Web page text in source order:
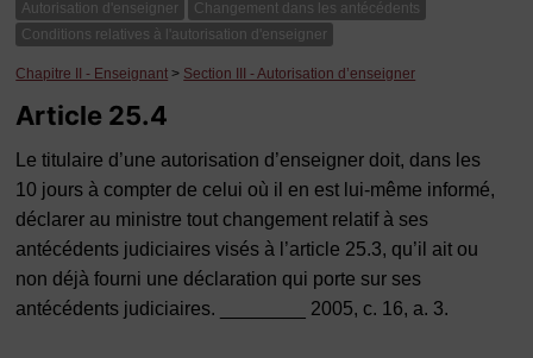
Autorisation d'enseigner
Changement dans les antécédents
Conditions relatives à l'autorisation d'enseigner
Chapitre II - Enseignant > Section III - Autorisation d’enseigner
Article 25.4
Le titulaire d’une autorisation d’enseigner doit, dans les
10 jours à compter de celui où il en est lui-même informé,
déclarer au ministre tout changement relatif à ses
antécédents judiciaires visés à l’article 25.3, qu’il ait ou
non déjà fourni une déclaration qui porte sur ses
antécédents judiciaires. ________ 2005, c. 16, a. 3.